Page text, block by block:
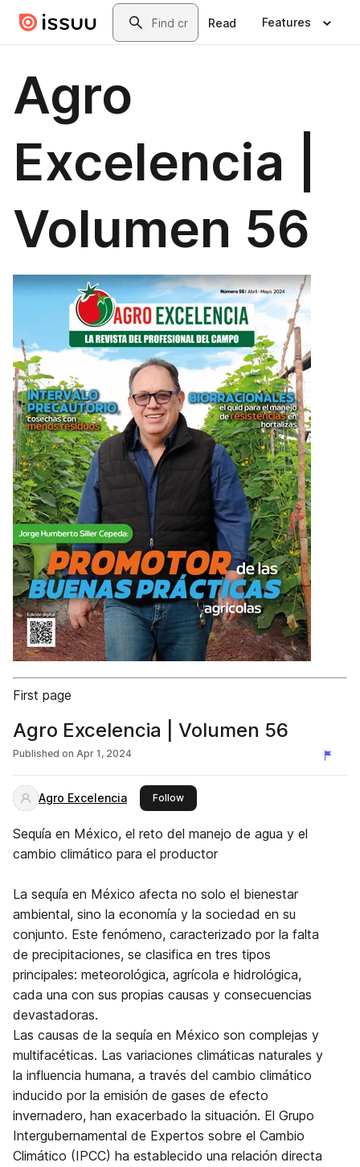
Skip to main contentSearch
Read Features
Agro
Excelencia |
Volumen 56
First page
Agro Excelencia | Volumen 56
Published on Apr 1, 2024
Agro Excelencia Followthis publisher
Sequía en México, el reto del manejo de agua y el
cambio climático para el productor
La sequía en México afecta no solo el bienestar
ambiental, sino la economía y la sociedad en su
conjunto. Este fenómeno, caracterizado por la falta
de precipitaciones, se clasifica en tres tipos
principales: meteorológica, agrícola e hidrológica,
cada una con sus propias causas y consecuencias
devastadoras.
Las causas de la sequía en México son complejas y
multifacéticas. Las variaciones climáticas naturales y
la influencia humana, a través del cambio climático
inducido por la emisión de gases de efecto
invernadero, han exacerbado la situación. El Grupo
Intergubernamental de Expertos sobre el Cambio
Climático (IPCC) ha establecido una relación directa